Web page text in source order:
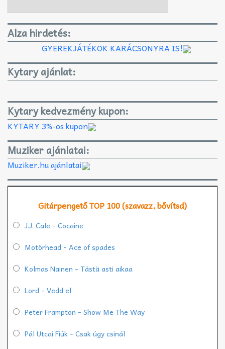
Alza hirdetés:
GYEREKJÁTÉKOK KARÁCSONYRA IS!
Kytary ajánlat:
Kytary kedvezmény kupon:
KYTARY 3%-os kupon
Muziker ajánlatai:
Muziker.hu ajánlatai
Gitárpengető TOP 100 (szavazz, bővítsd)
J.J. Cale - Cocaine
Motörhead - Ace of spades
Kolmas Nainen - Tästä asti aikaa
Lord - Vedd el
Peter Frampton - Show Me The Way
Pál Utcai Fiúk - Csak úgy csinál